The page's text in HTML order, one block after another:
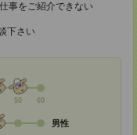
事をご紹介できない
下さい
50 60
男性